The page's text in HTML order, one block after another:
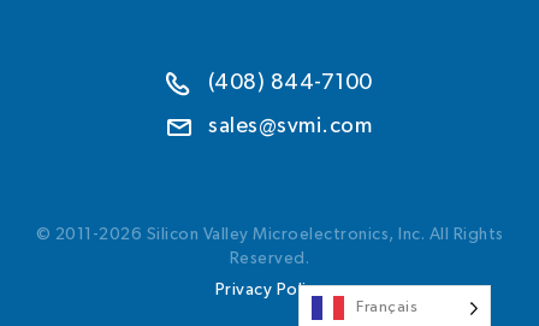
(408) 844-7100
sales@svmi.com
© 2011-2026 Silicon Valley Microelectronics, Inc. All Rights
Reserved.
Privacy Policy
Français